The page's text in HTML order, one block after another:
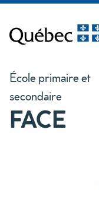
École primaire et
secondaire
FACE